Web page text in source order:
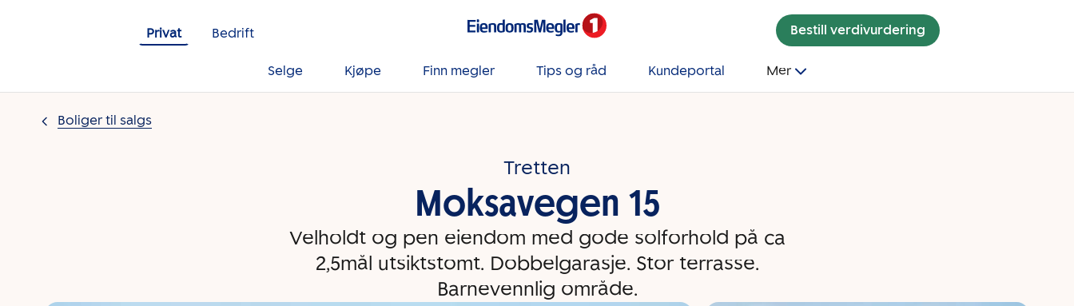
Privat
Bedrift Bestill verdivurdering
Selge Kjøpe Finn megler Tips og råd Kundeportal Mer
Boliger til salgs
Tretten
Moksavegen 15
Velholdt og pen eiendom med gode solforhold på ca
2,5mål utsiktstomt. Dobbelgarasje. Stor terrasse.
Barnevennlig område.